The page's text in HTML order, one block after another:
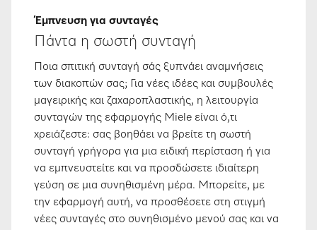
Έμπνευση για συνταγές
Πάντα η σωστή συνταγή
Ποια σπιτική συνταγή σάς ξυπνάει αναμνήσεις
των διακοπών σας; Για νέες ιδέες και συμβουλές
μαγειρικής και ζαχαροπλαστικής, η λειτουργία
συνταγών της εφαρμογής Miele είναι ό,τι
χρειάζεστε: σας βοηθάει να βρείτε τη σωστή
συνταγή γρήγορα για μια ειδική περίσταση ή για
να εμπνευστείτε και να προσδώσετε ιδιαίτερη
γεύση σε μια συνηθισμένη μέρα. Μπορείτε, με
την εφαρμογή αυτή, να προσθέσετε στη στιγμή
νέες συνταγές στο συνηθισμένο μενού σας και να